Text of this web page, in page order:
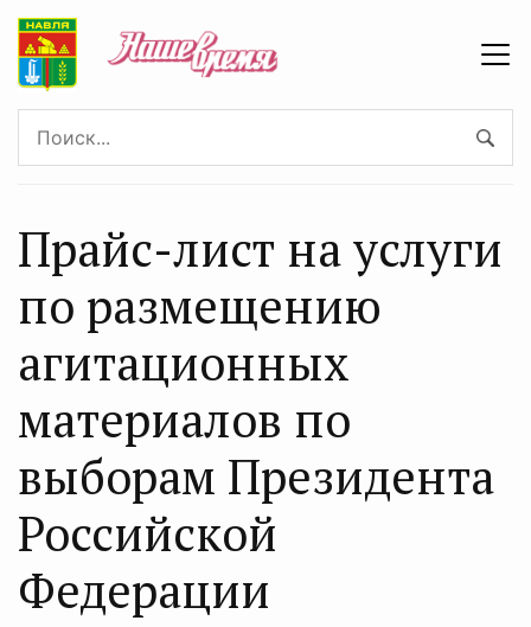
Прайс-лист на услуги
по размещению
агитационных
материалов по
выборам Президента
Российской
Федерации